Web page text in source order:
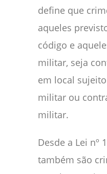
define que
aqueles
código e
militar, seja
em local
militar ou
militar.
Desde a Lei nº
também são